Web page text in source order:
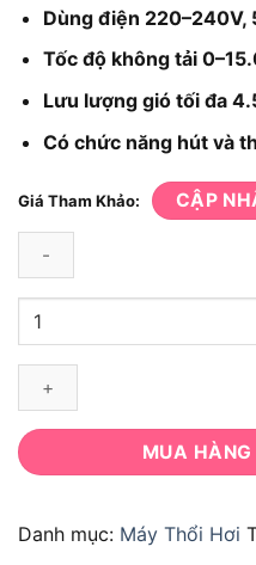
Dùng điện 220–240V,
Tốc độ không tải
Lưu lượng gió tối đa
Có chức năng hút và
Giá Tham Khảo: CẬP
Máy
hút
TB2086
số
MUA HÀNG
Danh mục: Máy Thổi Hơi